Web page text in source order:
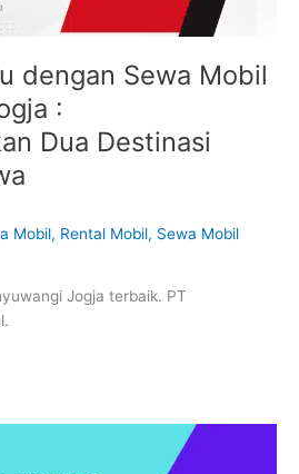
dengan Sewa Mobil
:
Dua Destinasi
Mobil, Rental Mobil, Sewa Mobil
Jogja terbaik. PT